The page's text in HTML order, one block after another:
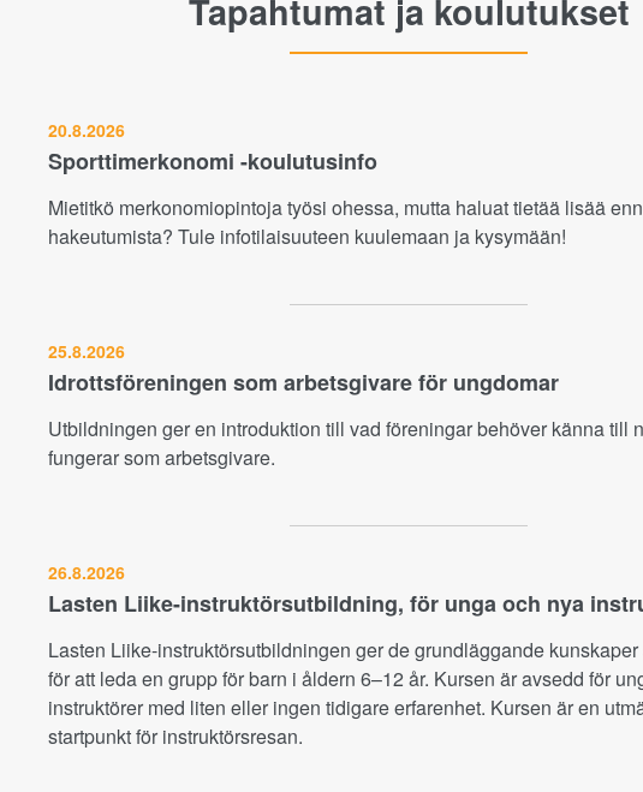
Tapahtumat ja koulutukset
20.8.2026
Sporttimerkonomi -koulutusinfo
Mietitkö merkonomiopintoja työsi ohessa, mutta haluat tietää lisää
hakeutumista? Tule infotilaisuuteen kuulemaan ja kysymään!
25.8.2026
Idrottsföreningen som arbetsgivare för ungdomar
Utbildningen ger en introduktion till vad föreningar behöver känna till
fungerar som arbetsgivare.
26.8.2026
Lasten Liike-instruktörsutbildning, för unga och nya
Lasten Liike-instruktörsutbildningen ger de grundläggande
för att leda en grupp för barn i åldern 6–12 år. Kursen är avsedd för
instruktörer med liten eller ingen tidigare erfarenhet. Kursen är en
startpunkt för instruktörsresan.